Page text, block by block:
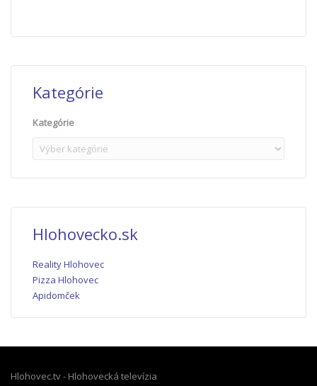
Kategórie
Kategórie
Hlohovecko.sk
Reality Hlohovec
Pizza Hlohovec
Apidomček
Hlohovec.tv - Hlohovecká televízia